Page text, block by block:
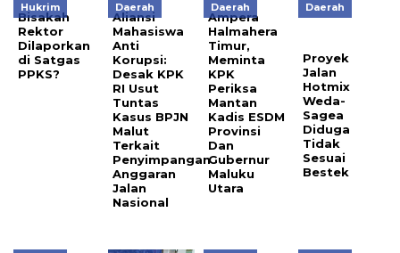
Hukrim
Bisakah
Rektor
Dilaporkan
di Satgas
PPKS?
Daerah
Aliansi
Mahasiswa
Anti
Korupsi:
Desak KPK
RI Usut
Tuntas
Kasus BPJN
Malut
Terkait
Penyimpangan
Anggaran
Jalan
Nasional
Daerah
Ampera
Halmahera
Timur,
Meminta
KPK
Periksa
Mantan
Kadis ESDM
Provinsi
Dan
Gubernur
Maluku
Utara
Daerah
Proyek
Jalan
Hotmix
Weda-
Sagea
Diduga
Tidak
Sesuai
Bestek